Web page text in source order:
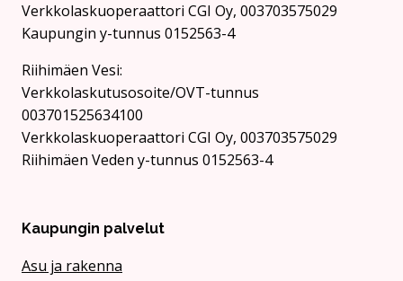
Verkkolaskuoperaattori CGI Oy, 003703575029
Kaupungin y-tunnus 0152563-4
Rii­hi­mäen Vesi:
Verkkolaskutusosoite/OVT-tunnus
003701525634100
Verkkolaskuoperaattori CGI Oy, 003703575029
Riihimäen Veden y-tunnus 0152563-4
Kaupungin palvelut
Asu ja rakenna